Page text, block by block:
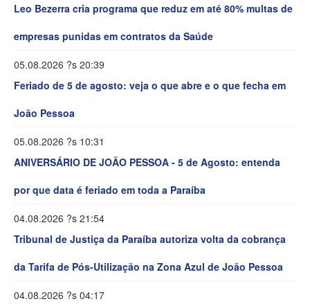
Leo Bezerra cria programa que reduz em até 80% multas de
empresas punidas em contratos da Saúde
05.08.2026 ?s 20:39
Feriado de 5 de agosto: veja o que abre e o que fecha em
João Pessoa
05.08.2026 ?s 10:31
ANIVERSÁRIO DE JOÃO PESSOA - 5 de Agosto: entenda
por que data é feriado em toda a Paraíba
04.08.2026 ?s 21:54
Tribunal de Justiça da Paraíba autoriza volta da cobrança
da Tarifa de Pós-Utilização na Zona Azul de João Pessoa
04.08.2026 ?s 04:17